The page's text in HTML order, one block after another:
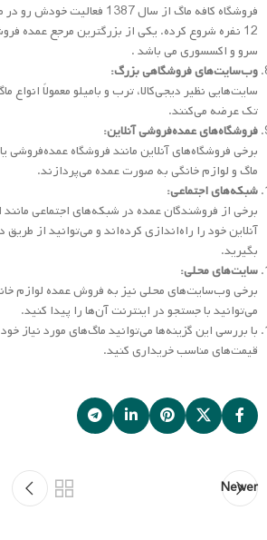
فروشگاه کافه ماگ از سال 1387
12 نفره شروع کرده. یکی از بزرگترین مرجع عمده
سرو و اکسسوری می باشد .
وب‌سایت‌های فروشگاهی بزرگ:
سایت‌هایی نظیر دیجی‌کالا، ترب و بامیلو معمولاً
تک عرضه می‌کنند.
فروشگاه‌های عمده‌فروشی آنلاین:
برخی فروشگاه‌های آنلاین مانند فروشگاه عمده‌فروشی
ماگ و لوازم خانگی به صورت عمده می‌پردازند.
شبکه‌های اجتماعی:
برخی از فروشندگان عمده در شبکه‌های اجتماعی مانند
آنلاین خود را راه‌اندازی کرده‌اند و می‌توانید از
بگیرید.
سایت‌های محلی:
برخی وب‌سایت‌های محلی نیز به فروش عمده لوازم
می‌توانید با جستجو در اینترنت آن‌ها را پیدا کنید.
با بررسی این گزینه‌ها می‌توانید ماگ‌های مورد نیاز
قیمت‌های مناسب خریداری کنید.
Newer